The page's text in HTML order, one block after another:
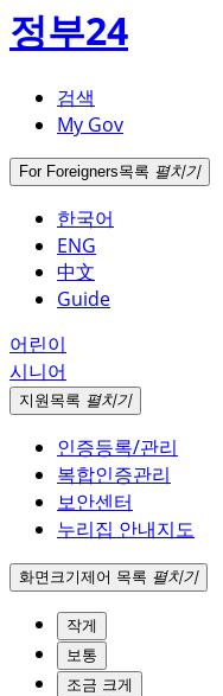
정부24
검색
My Gov
For Foreigners목록 펼치기
한국어
ENG
中文
Guide
어린이
시니어
지원 목록 펼치기
인증등록/관리
복합인증관리
보안센터
누리집 안내지도
화면크기제어 목록 펼치기
작게
보통
조금 크게